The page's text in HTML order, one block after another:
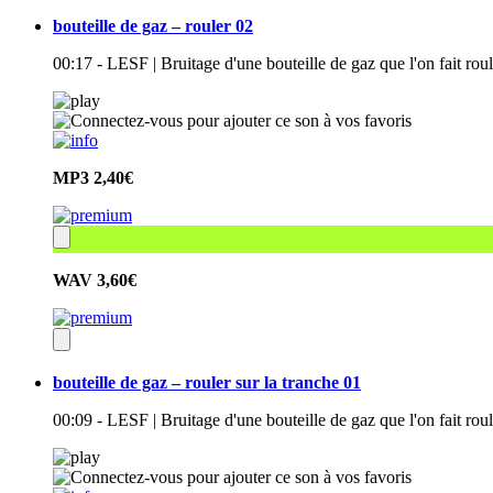
bouteille de gaz – rouler 02
00:17 - LESF | Bruitage d'une bouteille de gaz que l'on fait
MP3 2,40€
WAV 3,60€
bouteille de gaz – rouler sur la tranche 01
00:09 - LESF | Bruitage d'une bouteille de gaz que l'on fait